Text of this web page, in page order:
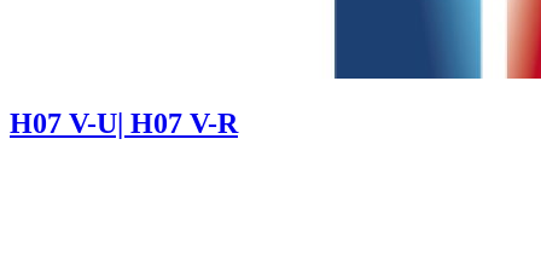
H07 V-U| H07 V-R